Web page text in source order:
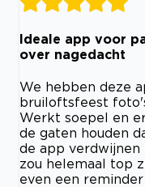
Ideale app voor
over nagedacht
We hebben deze
bruiloftsfeest
Werkt soepel en
de gaten houden
de app verdwijnen
zou helemaal top
even een